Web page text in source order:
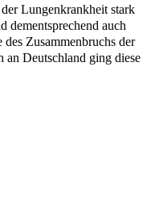
Lungenkrankheit stark
dementsprechend auch
Zusammenbruchs der
an Deutschland ging diese